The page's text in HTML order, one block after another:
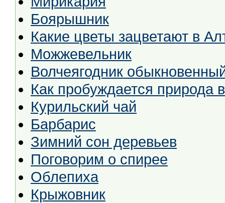
Боярышник
Какие цветы зацветают в
Можжевельник
Волчеягодник
Как пробуждается природа
Курильский чай
Барбарис
Зимний сон деревьев
Поговорим о спирее
Облепиха
Крыжовник